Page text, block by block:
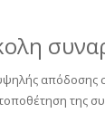
απόδοσης
της